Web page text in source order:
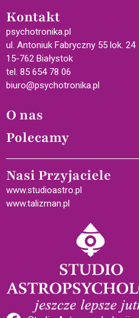
Kontakt
psychotronika.pl
ul. Antoniuk Fabryczny 55 lok. 24
15-762 Białystok
tel. 85 654 78 06
biuro@psychotronika.pl
O nas
Polecamy
Nasi Przyjaciele
www.studioastro.pl
www.talizman.pl